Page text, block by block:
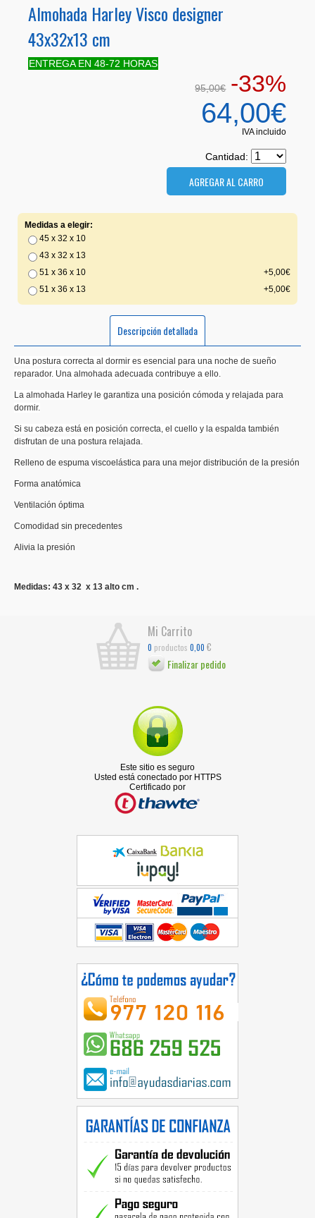
Almohada Harley Visco designer
43x32x13 cm
ENTREGA EN 48-72 HORAS
95,00€ -33%
64,00€
IVA incluido
Cantidad:
Medidas a elegir:
45 x 32 x 10
43 x 32 x 13
51 x 36 x 10
+5,00€
51 x 36 x 13
+5,00€
Descripción detallada
Una postura correcta al dormir es esencial para una noche de sueño
reparador. Una almohada adecuada contribuye a ello.
La almohada Harley le garantiza una posición cómoda y relajada para
dormir.
Si su cabeza está en posición correcta, el cuello y la espalda también
disfrutan de una postura relajada.
Relleno de espuma viscoelástica para una mejor distribución de la presión
Forma anatómica
Ventilación óptima
Comodidad sin precedentes
Alivia la presión
Medidas: 43 x 32 x 13 alto cm .
Mi Carrito
0 productos 0,00 €
Finalizar pedido
Este sitio es seguro
Usted está conectado por HTTPS
Certificado por